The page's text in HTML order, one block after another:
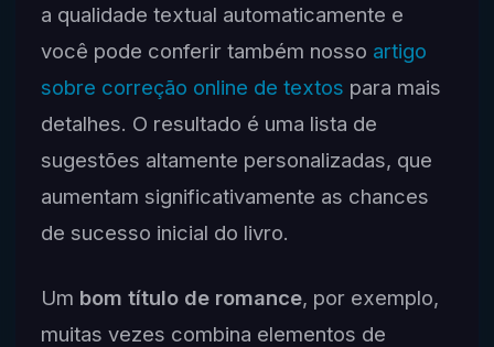
a qualidade textual automaticamente e
você pode conferir também nosso artigo
sobre correção online de textos para mais
detalhes. O resultado é uma lista de
sugestões altamente personalizadas, que
aumentam significativamente as chances
de sucesso inicial do livro.
Um bom título de romance, por exemplo,
muitas vezes combina elementos de